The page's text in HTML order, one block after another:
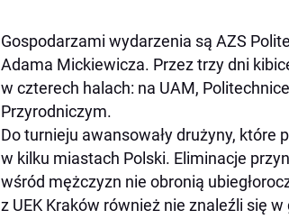
Gospodarzami wydarzenia są AZS
Adama Mickiewicza. Przez trzy dni
w czterech halach: na UAM,
Przyrodniczym.
Do turnieju awansowały drużyny, które
w kilku miastach Polski. Eliminacje
wśród mężczyzn nie obronią
z UEK Kraków również nie znaleźli się